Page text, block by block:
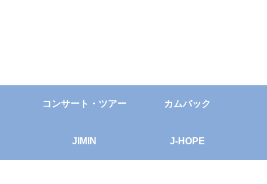
コンサート・ツアー カムバック
JIMIN J-HOPE